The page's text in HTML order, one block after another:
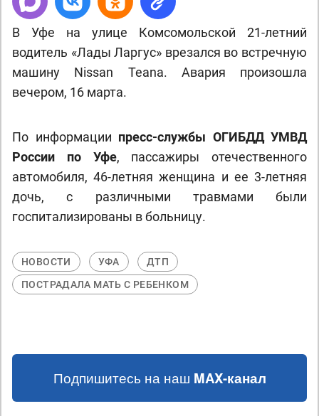
В Уфе на улице Комсомольской 21-летний
водитель «Лады Ларгус» врезался во встречную
машину Nissan Teana. Авария произошла
вечером, 16 марта.
По информации пресс-службы ОГИБДД УМВД
России по Уфе, пассажиры отечественного
автомобиля, 46-летняя женщина и ее 3-летняя
дочь, с различными травмами были
госпитализированы в больницу.
НОВОСТИ УФА
ДТП
ПОСТРАДАЛА МАТЬ С РЕБЕНКОМ
Подпишитесь на наш MAX-канал